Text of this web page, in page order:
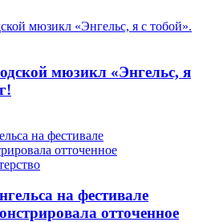
мюзикл «Энгельс, я
на фестивале
отточенное